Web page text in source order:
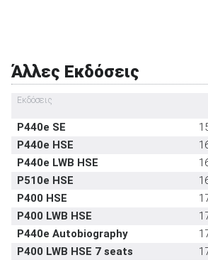
Υποδοχή παιδικού καθίσματος ISOFIX
Σύστημα αναγνώρισης οδικών σημάτων
Άλλες Εκδόσεις
Εκδόσεις
P440e SE
P440e HSE
P440e LWB HSE
P510e HSE
P400 HSE
P400 LWB HSE
P440e Autobiography
P400 LWB HSE 7 seats